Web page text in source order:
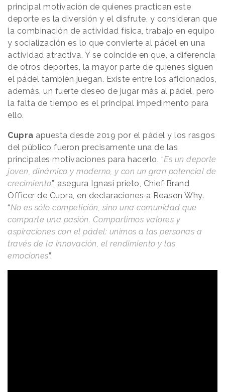
principal motivación de quienes practican este
deporte es la diversión y el disfrute, y consideran que
la combinación de actividad física, trabajo en equipo
y socialización es lo que convierte al pádel en una
actividad atractiva. Y se coincide en que, a diferencia
de otros deportes, la mayor parte de quienes siguen
el pádel también juegan. Existe entre los aficionados,
además, un fuerte deseo de jugar más al pádel, pero
la falta de tiempo es el principal impedimento para
ello.
Cupra apuesta desde 2019 por el pádel y los rasgos
del público fueron precisamente una de las
principales motivaciones para hacerlo. “Es un deporte
joven, dinámico y moderno, y con un gran potencial de
crecimiento”, asegura Ignasi prieto, Chief Brand
Officer de Cupra, en declaraciones a Reason Why.
“No es sólo competición, sino una comunidad que
comparte una pasión. Compartimos valores y
aspiraciones con el pádel: unimos a las personas a
través de la innovación, el rendimiento y las
emociones”.